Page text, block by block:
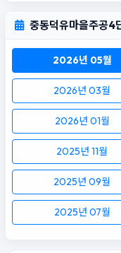
중동덕유마을주공4
2026년 05월
2026년 03월
2026년 01월
2025년 11월
2025년 09월
2025년 07월